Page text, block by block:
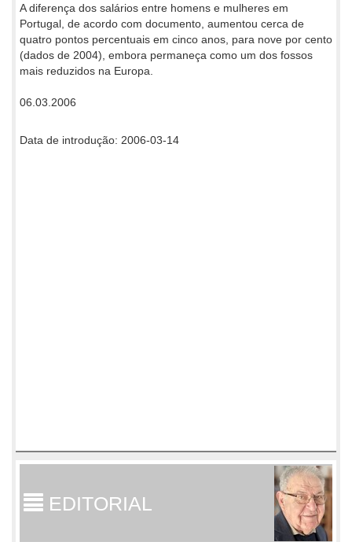
A diferença dos salários entre homens e mulheres em
Portugal, de acordo com documento, aumentou cerca de
quatro pontos percentuais em cinco anos, para nove por cento
(dados de 2004), embora permaneça como um dos fossos
mais reduzidos na Europa.
06.03.2006
Data de introdução: 2006-03-14
EDITORIAL